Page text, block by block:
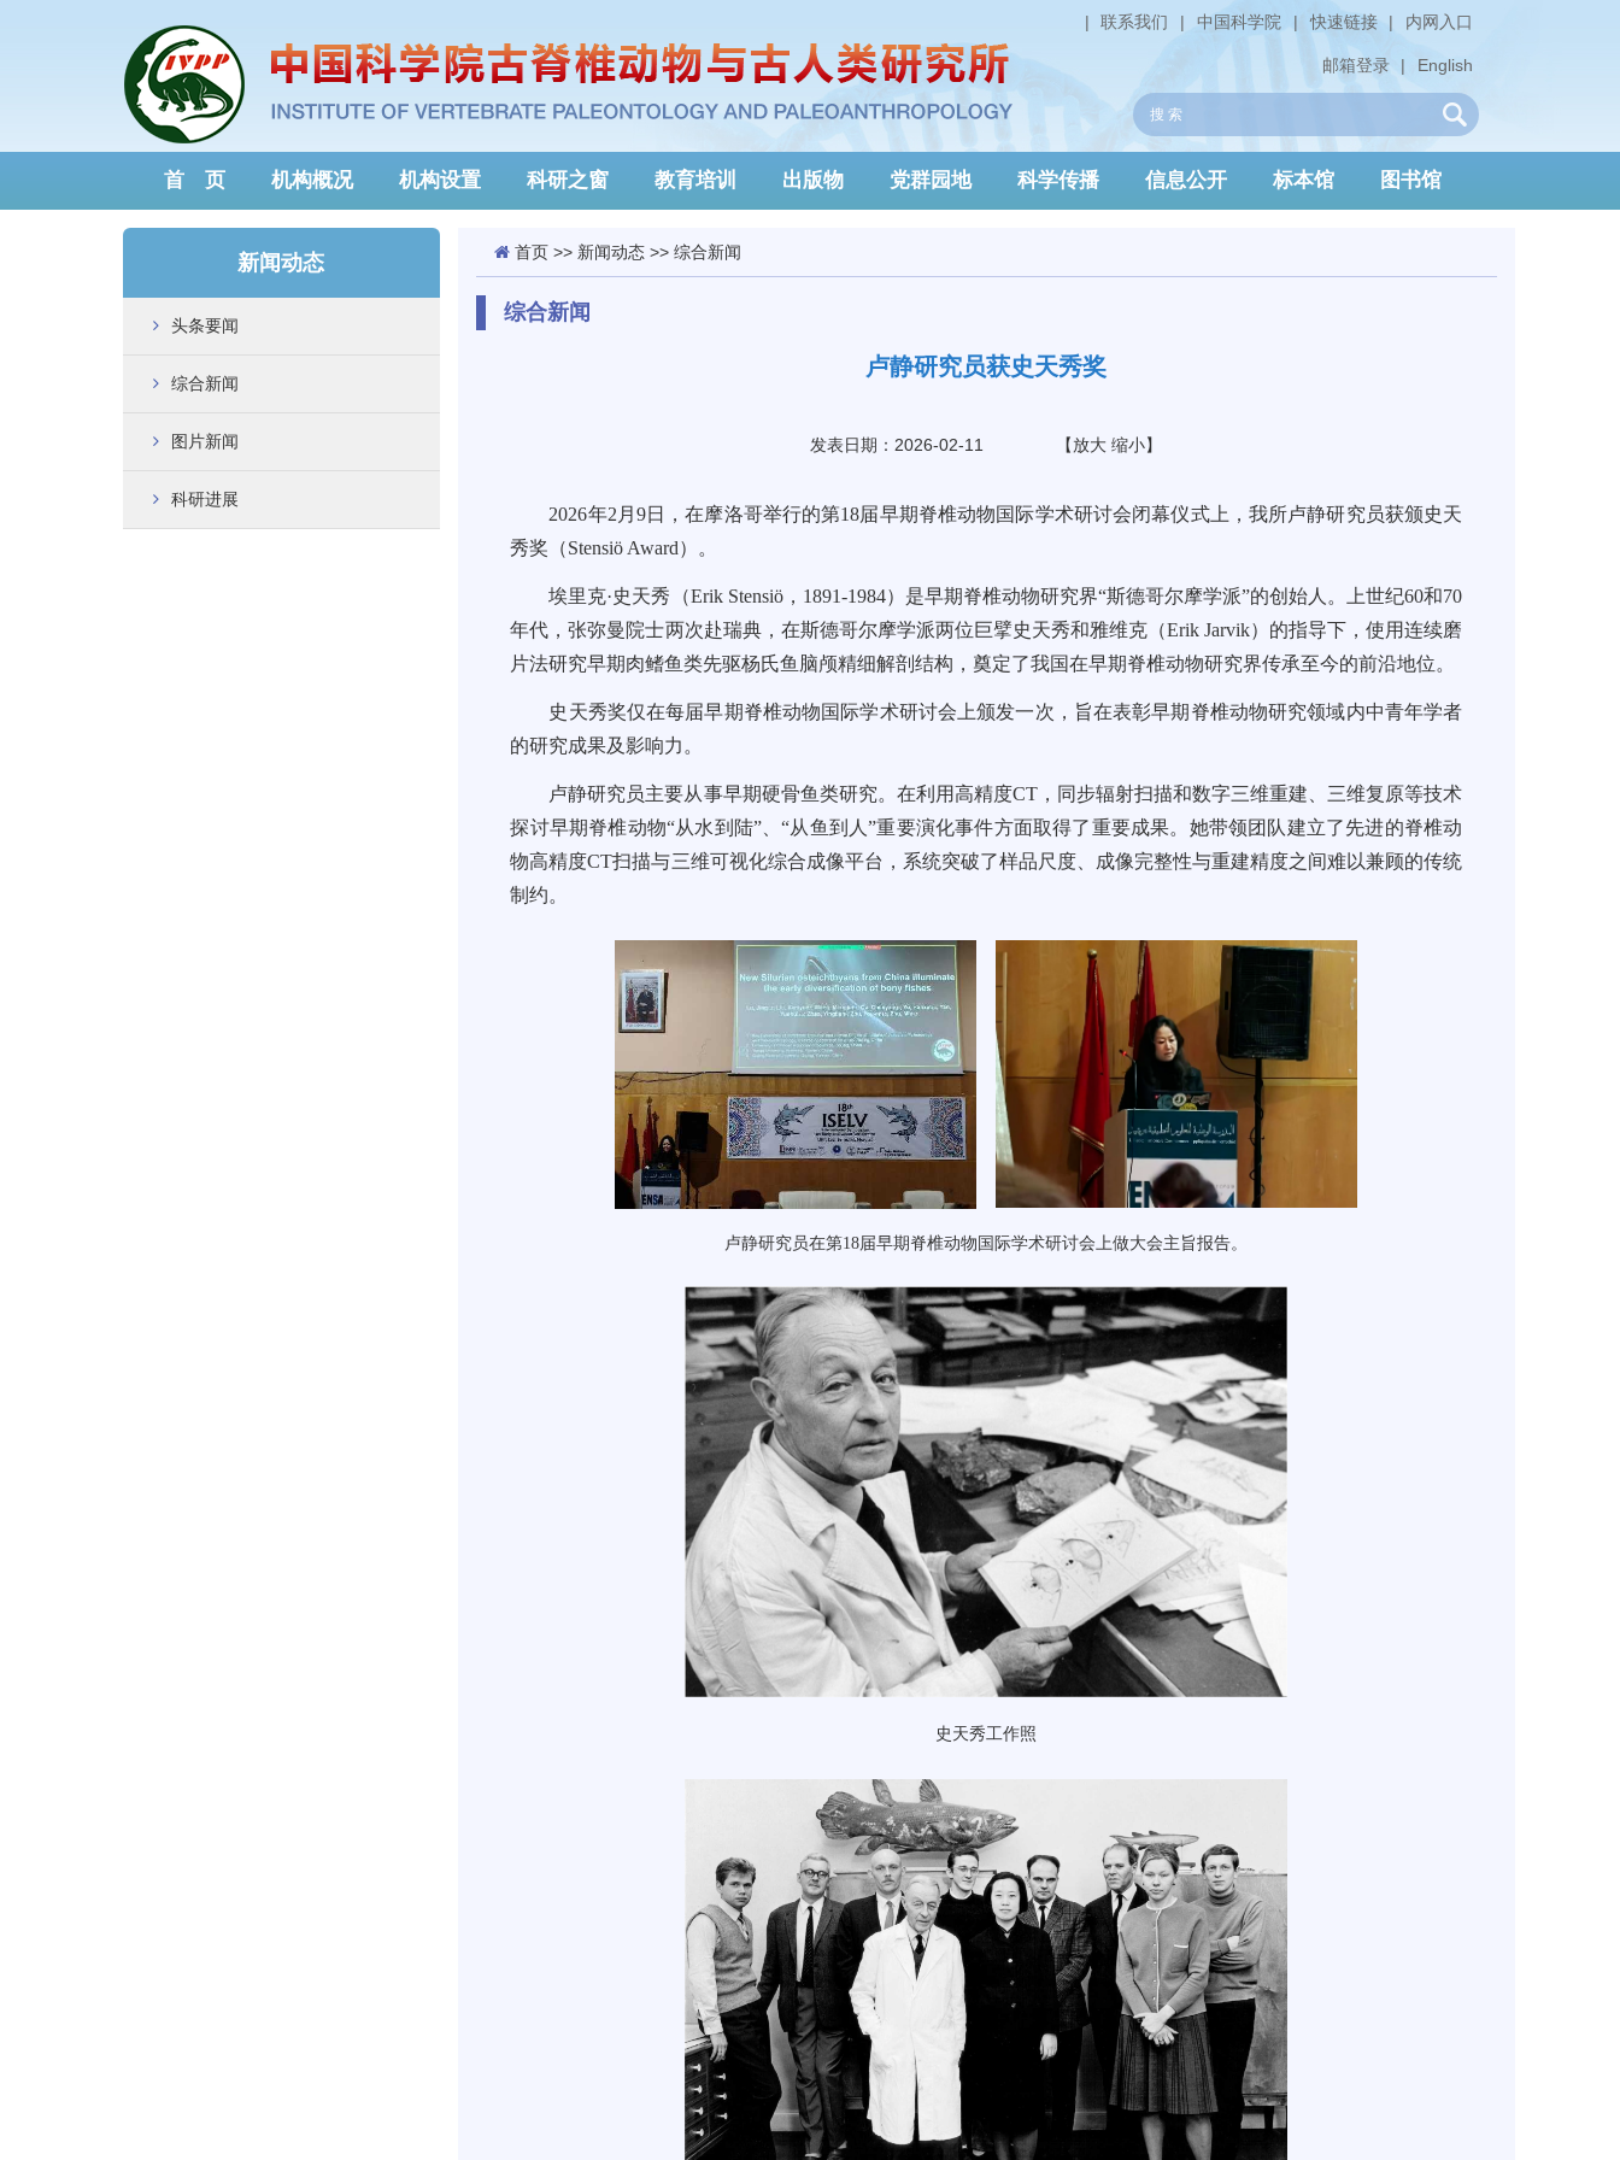
内网入口
|
快速链接
|
中国科学院
|
联系我们
|
English
|
邮箱登录
首 页 机构概况 机构设置 科研之窗 教育培训 出版物 党群园地 科学传播 信息公开 标本馆 图书馆
新闻动态
头条要闻
综合新闻
图片新闻
科研进展
首页>> 新闻动态>> 综合新闻
综合新闻
卢静研究员获史天秀奖
发表日期：2026-02-11 【放大 缩小】
2026年2月9日，在摩洛哥举行的第18届早期脊椎动物国际学术研讨会闭幕仪式上，我所卢静研究员获颁史天
秀奖（Stensiö Award）。
埃里克·史天秀（Erik Stensiö，1891-1984）是早期脊椎动物研究界“斯德哥尔摩学派”的创始人。上世纪60和70
年代，张弥曼院士两次赴瑞典，在斯德哥尔摩学派两位巨擘史天秀和雅维克（Erik Jarvik）的指导下，使用连续磨
片法研究早期肉鳍鱼类先驱杨氏鱼脑颅精细解剖结构，奠定了我国在早期脊椎动物研究界传承至今的前沿地位。
史天秀奖仅在每届早期脊椎动物国际学术研讨会上颁发一次，旨在表彰早期脊椎动物研究领域内中青年学者
的研究成果及影响力。
卢静研究员主要从事早期硬骨鱼类研究。在利用高精度CT，同步辐射扫描和数字三维重建、三维复原等技术
探讨早期脊椎动物“从水到陆”、“从鱼到人”重要演化事件方面取得了重要成果。她带领团队建立了先进的脊椎动
物高精度CT扫描与三维可视化综合成像平台，系统突破了样品尺度、成像完整性与重建精度之间难以兼顾的传统
制约。
卢静研究员在第18届早期脊椎动物国际学术研讨会上做大会主旨报告。
史天秀工作照